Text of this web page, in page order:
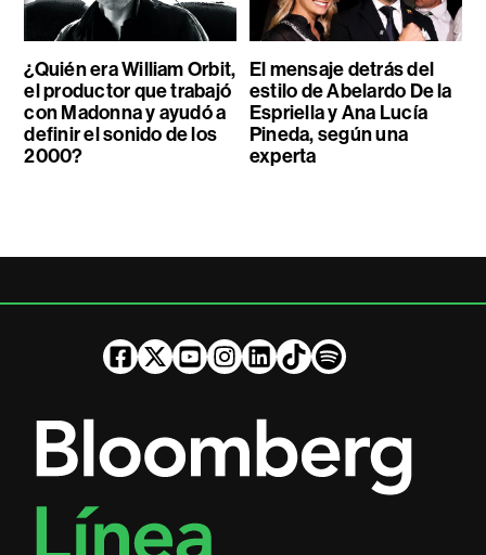
¿Quién era William Orbit,
el productor que trabajó
con Madonna y ayudó a
definir el sonido de los
2000?
El mensaje detrás del
estilo de Abelardo De la
Espriella y Ana Lucía
Pineda, según una
experta